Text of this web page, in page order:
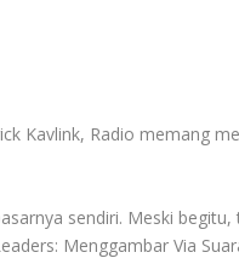
Kavlink, Radio memang
sendiri. Meski
Menggambar Via